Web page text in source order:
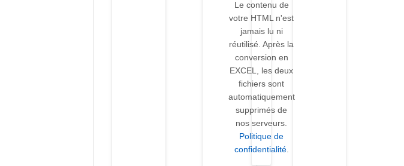
Le contenu de
votre HTML n'est
jamais lu ni
réutilisé. Après la
conversion en
EXCEL, les deux
fichiers sont
automatiquement
supprimés de
nos serveurs.
Politique de
confidentialité.